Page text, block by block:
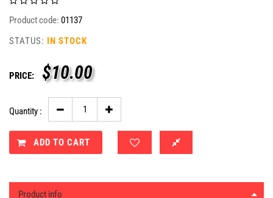
Product code: 01137
STATUS: IN STOCK
PRICE: $10.00
Quantity :
ADD TO CART
Product info